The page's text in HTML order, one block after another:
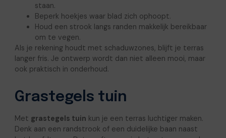
staan.
Beperk hoekjes waar blad zich ophoopt.
Houd een strook langs randen makkelijk bereikbaar
om te vegen.
Als je rekening houdt met schaduwzones, blijft je terras
langer fris. Je ontwerp wordt dan niet alleen mooi, maar
ook praktisch in onderhoud.
Grastegels tuin
Met grastegels tuin kun je een terras luchtiger maken.
Denk aan een randstrook of een duidelijke baan naast